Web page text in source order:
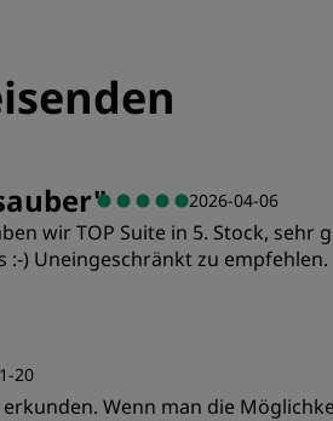
" 2026-04-06
wir TOP Suite in 5. Stock,
:-) Uneingeschränkt zu empfehlen.
20
Wenn man die